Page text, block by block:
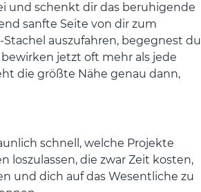
und schenkt dir das beruhigende
sanfte Seite von dir zum
auszufahren, begegnest du
jetzt oft mehr als jede
die größte Nähe genau dann,
schnell, welche Projekte
loszulassen, die zwar Zeit kosten,
und dich auf das Wesentliche zu